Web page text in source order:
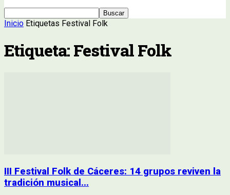
Inicio Etiquetas Festival Folk
Etiqueta: Festival Folk
III Festival Folk de Cáceres: 14 grupos reviven la
tradición musical...